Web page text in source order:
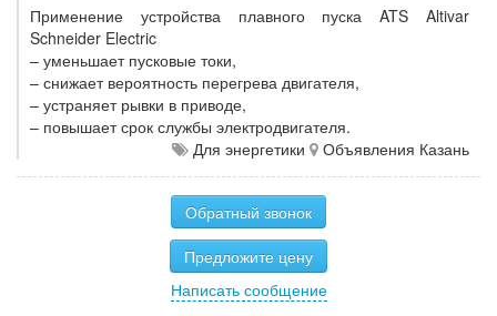
Применение устройства плавного пуска ATS Altivar
Schneider Electric
– уменьшает пусковые токи,
– снижает вероятность перегрева двигателя,
– устраняет рывки в приводе,
– повышает срок службы электродвигателя.
Для энергетики
Объявления Казань
Обратный звонок
Предложите цену
Написать сообщение